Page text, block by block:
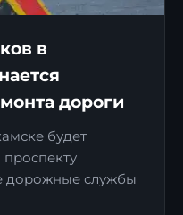
в
дороги
будет
дорожные службы